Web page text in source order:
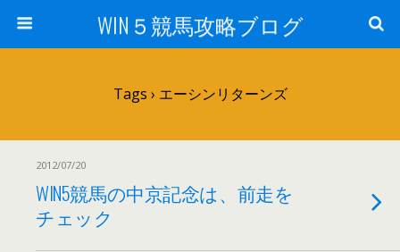
WIN５競馬攻略ブログ
Tags › エーシンリターンズ
2012/07/20
WIN5競馬の中京記念は、前走を
チェック